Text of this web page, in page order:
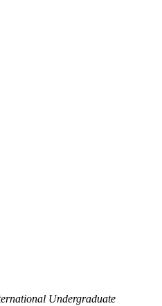
Undergraduate